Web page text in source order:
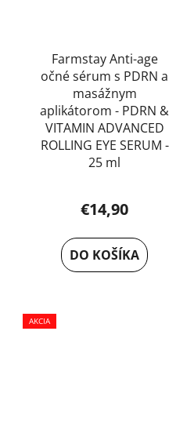
Farmstay Anti-age
očné sérum s PDRN a
masážnym
aplikátorom - PDRN &
VITAMIN ADVANCED
ROLLING EYE SERUM -
25 ml
€14,90
DO KOŠÍKA
AKCIA